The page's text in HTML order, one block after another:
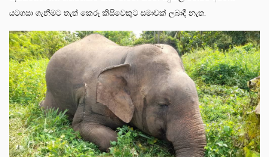
යටගසා ගැනීමට තැත් කෙරූ කිසිවෙකුට සමාවක් ලබාදී නැත.